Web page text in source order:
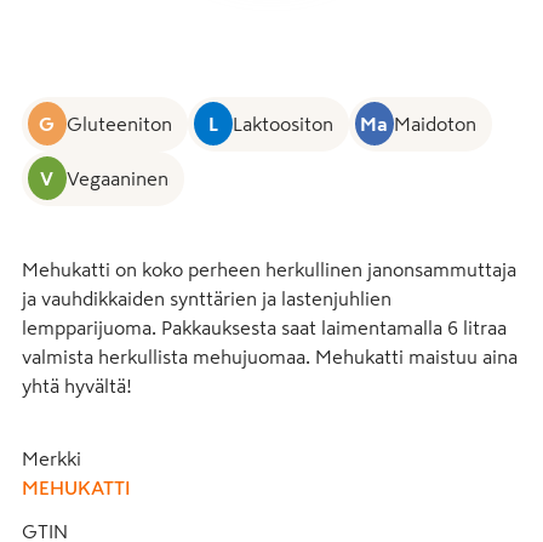
G Gluteeniton L Laktoositon Ma Maidoton
V Vegaaninen
Mehukatti on koko perheen herkullinen janonsammuttaja
ja vauhdikkaiden synttärien ja lastenjuhlien
lempparijuoma. Pakkauksesta saat laimentamalla 6 litraa
valmista herkullista mehujuomaa. Mehukatti maistuu aina
yhtä hyvältä!
Merkki
MEHUKATTI
GTIN